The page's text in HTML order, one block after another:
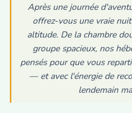
Après une journée
offrez-vous une vraie
altitude. De la chambre
groupe spacieux, nos
pensés pour que vous
— et avec l'énergie de
lendemain